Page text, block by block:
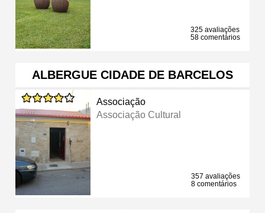
325 avaliações
58 comentários
ALBERGUE CIDADE DE BARCELOS
Associação
Associação Cultural
357 avaliações
8 comentários